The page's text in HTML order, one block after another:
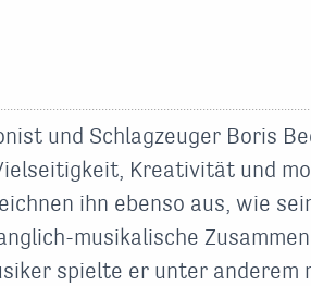
und Schlagzeuger Boris
Kreativität und
ihn ebenso aus, wie
musikalische
spielte er unter anderem